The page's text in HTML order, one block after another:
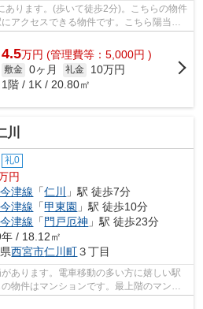
ります。(歩いて徒歩2分)。こちらの物件
アクセスできる物件です。こちら陽当た
4.5万円 (管理費等：5,000円 )
敷金 0ヶ月 礼金
10万円
1階 / 1K / 20.80㎡
礼0
円
津線 「仁川
」駅 徒歩7分
津線 「甲東園 」駅 徒歩10分
津線 「 門戸厄神 」駅 徒歩23分
/ 18.12㎡
西宮市仁川町３丁目
あります。電車移動の多い方に嬉しい駅
物件はマンションです。最上階のマンシ
口店 ベ...